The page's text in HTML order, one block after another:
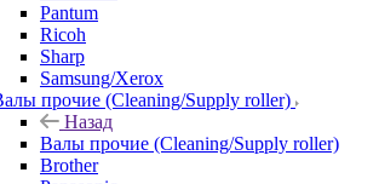
Pantum
Ricoh
Sharp
Samsung/Xerox
прочие (Cleaning/Supply roller)
Назад
Валы прочие (Cleaning/Supply roller)
Brother